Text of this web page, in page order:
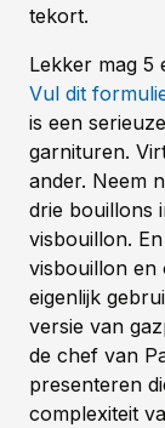
tekort.
Lekker mag 5
Vul dit
is een
garnituren.
ander. Neem
drie bouillons
visbouillon.
visbouillon en
eigenlijk
versie van
de chef van
presenteren
complexiteit